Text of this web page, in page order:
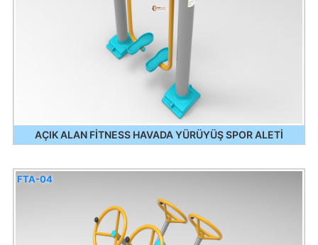
AÇIK ALAN FİTNESS HAVADA YÜRÜYÜŞ SPOR ALETİ
FTA-04